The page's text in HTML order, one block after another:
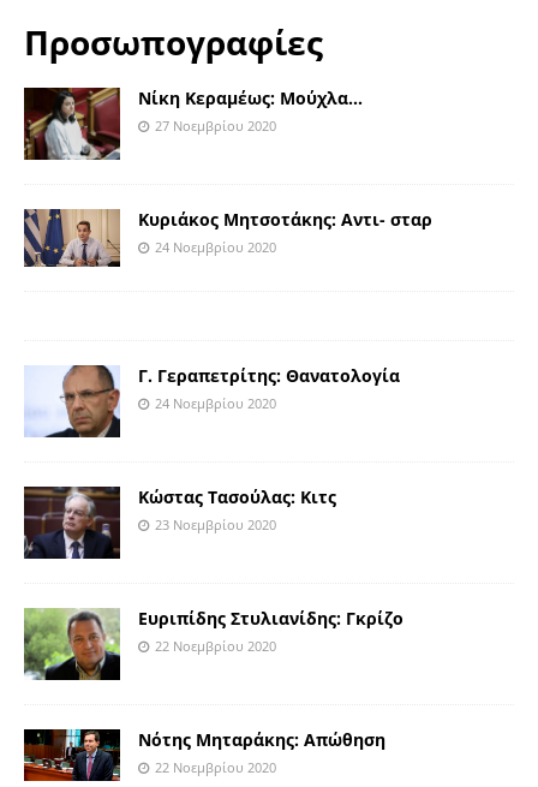
Προσωπογραφίες
Νίκη Κεραμέως: Μούχλα…
27 Νοεμβρίου 2020
Κυριάκος Μητσοτάκης: Αντι- σταρ
24 Νοεμβρίου 2020
Γ. Γεραπετρίτης: Θανατολογία
24 Νοεμβρίου 2020
Κώστας Τασούλας: Κιτς
23 Νοεμβρίου 2020
Ευριπίδης Στυλιανίδης: Γκρίζο
22 Νοεμβρίου 2020
Νότης Μηταράκης: Απώθηση
22 Νοεμβρίου 2020